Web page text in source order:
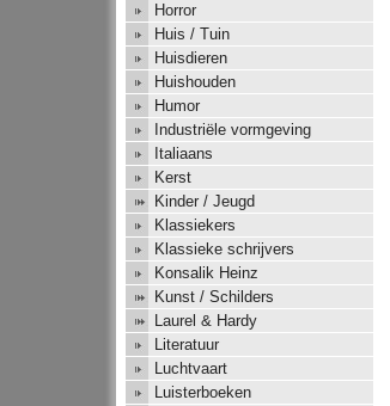
Horror
Huis / Tuin
Huisdieren
Huishouden
Humor
Industriële vormgeving
Italiaans
Kerst
Kinder / Jeugd
Klassiekers
Klassieke schrijvers
Konsalik Heinz
Kunst / Schilders
Laurel & Hardy
Literatuur
Luchtvaart
Luisterboeken